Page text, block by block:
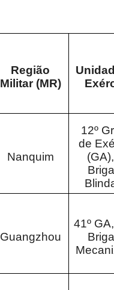
Região
Militar (MR)
Nanquim
12º
de
Guangzhou
41º